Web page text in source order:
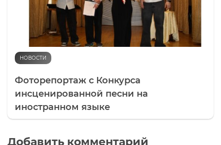
НОВОСТИ
Фоторепортаж с Конкурса
инсценированной песни на
иностранном языке
Добавить комментарий